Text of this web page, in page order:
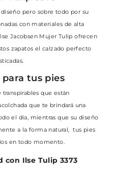
pero sobre todo por su
con materiales de alta
Jacobsen Mujer Tulip ofrecen
zapatos el calzado perfecto
tus pies
que están
que te brindará una
el día, mientras que su diseño
a la forma natural, tus pies
en todo momento.
con Ilse Tulip 3373